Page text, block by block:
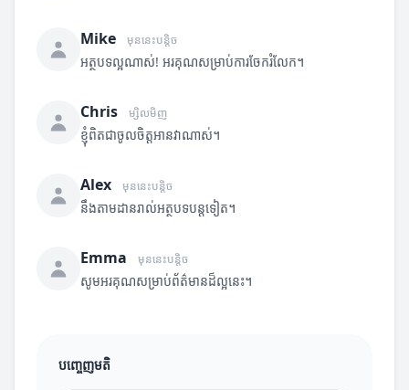
Mike មុននេះបន្តិច
អត្ថបទល្អណាស់! អរគុណសម្រាប់ការចែករំលែក។
Chris ម្សិលមិញ
ខ្ញុំពិតជាចូលចិត្តអានវាណាស់។
Alex មុននេះបន្តិច
នឹងតាមដានរាល់អត្ថបទបន្តទៀត។
Emma មុននេះបន្តិច
សូមអរគុណសម្រាប់ព័ត៌មានដ៏ល្អនេះ។
បញ្ចេញមតិ